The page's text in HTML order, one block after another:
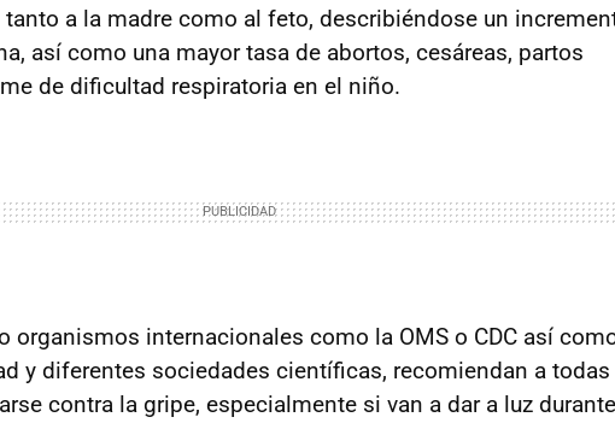
a la madre como al feto, describiéndose un
así como una mayor tasa de abortos, cesáreas, partos
de dificultad respiratoria en el niño.
organismos internacionales como la OMS o CDC así
y diferentes sociedades científicas, recomiendan a todas
contra la gripe, especialmente si van a dar a luz